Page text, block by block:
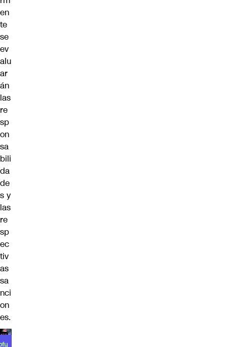
en
te
se
ev
alu
ar
án
las
re
sp
on
sa
bili
da
de
s y
las
re
sp
ec
tiv
as
sa
nci
on
es.